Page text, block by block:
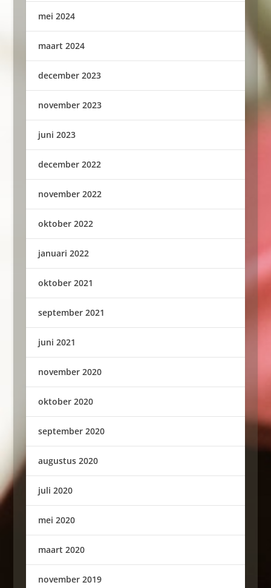
mei 2024
maart 2024
december 2023
november 2023
juni 2023
december 2022
november 2022
oktober 2022
januari 2022
oktober 2021
september 2021
juni 2021
november 2020
oktober 2020
september 2020
augustus 2020
juli 2020
mei 2020
maart 2020
november 2019